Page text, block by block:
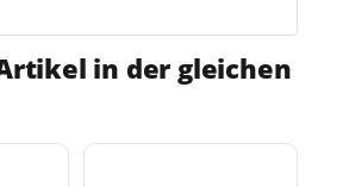
in der gleichen